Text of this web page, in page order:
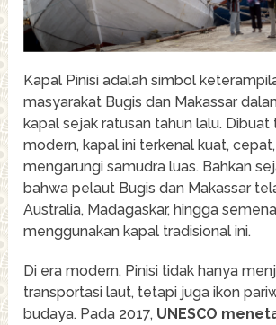
Kapal Pinisi adalah simbol
masyarakat Bugis dan Makassar
kapal sejak ratusan tahun lalu.
modern, kapal ini terkenal kuat,
mengarungi samudra luas. Bahkan
bahwa pelaut Bugis dan Makassar
Australia, Madagaskar, hingga
menggunakan kapal tradisional ini.
Di era modern, Pinisi tidak hanya
transportasi laut, tetapi juga ikon
budaya. Pada 2017, UNESCO